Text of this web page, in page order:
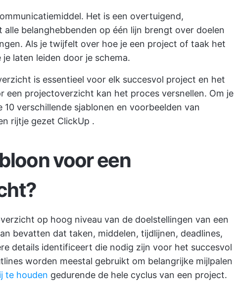
Het is een overtuigend,
belanghebbenden op één lijn brengt over doelen
Als je twijfelt over hoe je een project of taak het
laten leiden door je schema.
is essentieel voor elk succesvol project en het
een projectoverzicht kan het proces versnellen. Om je
verschillende sjablonen en voorbeelden van
rijtje gezet ClickUp .
voor een
op hoog niveau van de doelstellingen van een
bevatten dat taken, middelen, tijdlijnen, deadlines,
details identificeert die nodig zijn voor het succesvol
worden meestal gebruikt om belangrijke mijlpalen
te houden gedurende de hele cyclus van een project.